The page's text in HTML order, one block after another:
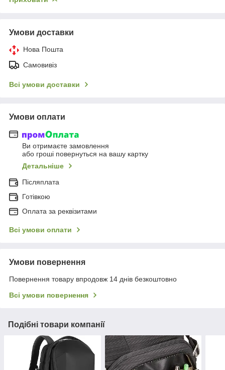
Умови доставки
Нова Пошта
Самовивіз
Всі умови доставки
Умови оплати
Ви отримаєте замовлення
або гроші повернуться на вашу картку
Детальніше
Післяплата
Готівкою
Оплата за реквізитами
Всі умови оплати
Умови повернення
Повернення товару впродовж 14 днів безкоштовно
Всі умови повернення
Подібні товари компанії